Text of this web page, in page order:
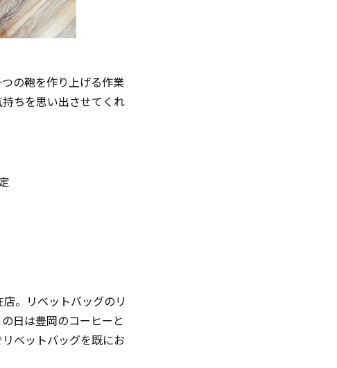
の鞄を作り上げる作業
ちを思い出させてくれ
。リベットバッグのリ
日は豊岡のコーヒーと
ベットバッグを既にお